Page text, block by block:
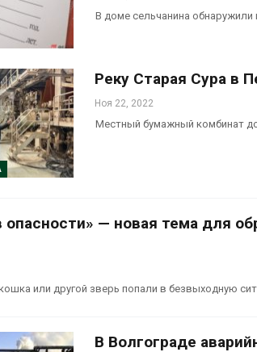
В доме сельчанина
Реку Старая Сура в
Ноя 22, 2022
Местный бумажный комбинат
— новая тема для
или другой зверь попали в безвыходную
В Волгограде
мяса
увеличила производство
соли почти в 20 раз
Авг 6, 2026
природными